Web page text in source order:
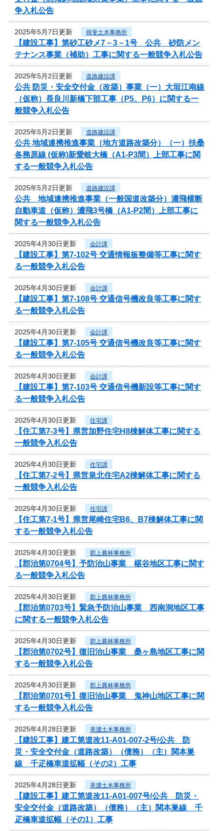
争入札公告
2025年5月7日更新 揖斐土木事務所
【建設工事】第砂工砂メ7－3－1号 公共 砂防メン
テナンス事業（補助）工事に関する一般競争入札公告
2025年5月2日更新 道路建設課
公共 防災・安全交付金（改築）事業（一）大垣江南線
（仮称）長良川新橋下部工事（P5、P6）に関する一
般競争入札公告
2025年5月2日更新 道路建設課
公共 地域連携推進事業（地方道路改築分）（一）扶桑
各務原線 (仮称)新愛岐大橋（A1-P3間）上部工事に関
する一般競争入札公告
2025年5月2日更新 道路建設課
公共 地域連携推進事業（一般国道改築分）濃飛横断
自動車道（仮称）濃飛3号橋（A1-P2間）上部工事に
関する一般競争入札公告
2025年4月30日更新 会計課
【建設工事】第7-102号 交通情報板整備等工事に関す
る一般競争入札公告
2025年4月30日更新 会計課
【建設工事】第7-108号 交通信号機改良等工事に関す
る一般競争入札公告
2025年4月30日更新 会計課
【建設工事】第7-105号 交通信号機改良等工事に関す
る一般競争入札公告
2025年4月30日更新 会計課
【建設工事】第7-103号 交通信号機新設等工事に関す
る一般競争入札公告
2025年4月30日更新 住宅課
【住工第7-3号】県営加野住宅H8棟解体工事に関する
一般競争入札公告
2025年4月30日更新 住宅課
【住工第7-2号】県営泉北住宅A2棟解体工事に関する
一般競争入札公告
2025年4月30日更新 住宅課
【住工第7-1号】県営尾崎住宅B6、B7棟解体工事に関
する一般競争入札公告
2025年4月30日更新 郡上農林事務所
【郡治第0704号】予防治山事業 椹谷地区工事に関す
る一般競争入札公告
2025年4月30日更新 郡上農林事務所
【郡治第0703号】緊急予防治山事業 西南洞地区工事
に関する一般競争入札公告
2025年4月30日更新 郡上農林事務所
【郡治第0702号】復旧治山事業 桑ヶ島地区工事に関
する一般競争入札公告
2025年4月30日更新 郡上農林事務所
【郡治第0701号】復旧治山事業 鬼神山地区工事に関
する一般競争入札公告
2025年4月28日更新 美濃土木事務所
【建設工事】建工第道改11-A01-007-2号/公共 防
災・安全交付金（道路改築）（債務）（主）関本巣
線 千疋橋車道拡幅（その2）工事
2025年4月28日更新 美濃土木事務所
【建設工事】建工第道改11-A01-007号/公共 防災・
安全交付金（道路改築）（債務）（主）関本巣線 千
疋橋車道拡幅（その1）工事